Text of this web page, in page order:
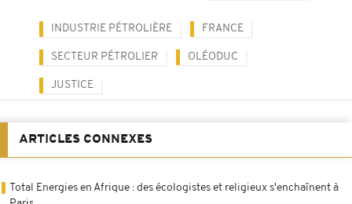
INDUSTRIE PÉTROLIÈRE FRANCE
SECTEUR PÉTROLIER OLÉODUC
JUSTICE
ARTICLES CONNEXES
Total Energies en Afrique : des écologistes et religieux s'enchaînent à